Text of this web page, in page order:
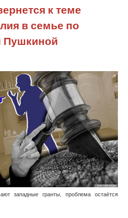
к теме
в семье по
Пушкиной
западные гранты, проблема остаётся